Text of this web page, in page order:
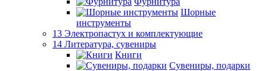
Шорные
инструменты
13 Электропастух и комплектующие
14 Литература, сувениры
Книги
Сувениры, подарки